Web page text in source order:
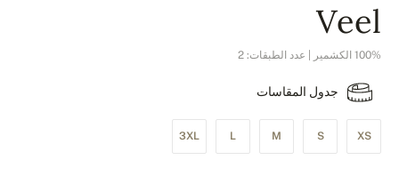
Veel
100% الكشمير | عدد الطبقات: 2
جدول المقاسات
XS
S
M
L
3XL